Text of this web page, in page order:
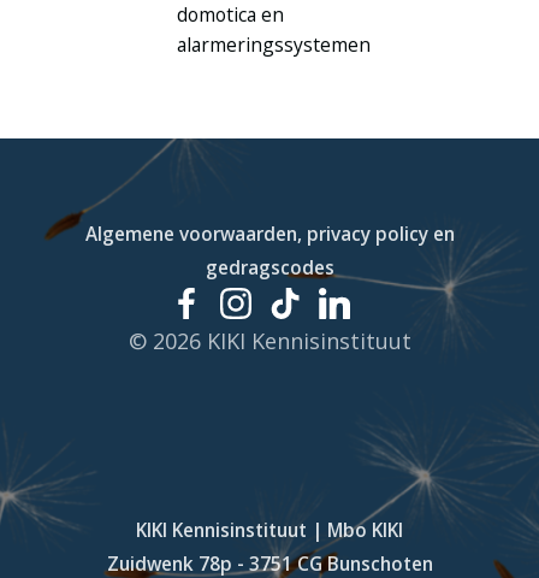
domotica en
alarmeringssystemen
Algemene voorwaarden, privacy policy en
gedragscodes
© 2026 KIKI Kennisinstituut
KIKI Kennisinstituut | Mbo KIKI
Zuidwenk 78p - 3751 CG Bunschoten